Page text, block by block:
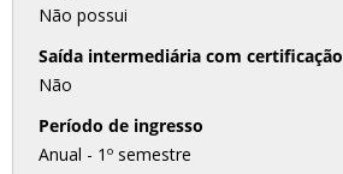
Não possui
Saída intermediária com certificação
Não
Período de ingresso
Anual - 1º semestre